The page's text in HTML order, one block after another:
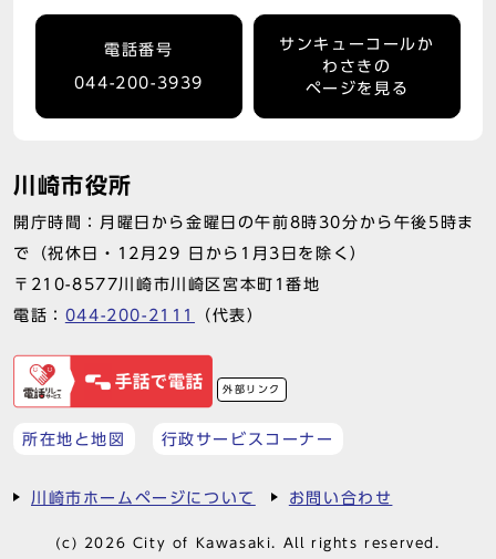
電話番号
044-200-3939
サンキューコールか
わさきの
ページを見る
川崎市役所
開庁時間：月曜日から金曜日の午前8時30分から午後5時ま
で（祝休日・12月29 日から1月3日を除く）
〒210-8577川崎市川崎区宮本町1番地
電話： 044-200-2111 （代表）
外部リンク
所在地と地図 行政サービスコーナー
川崎市ホームページについて お問い合わせ
(c) 2026 City of Kawasaki. All rights reserved.